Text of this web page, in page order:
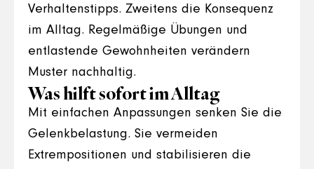
Verhaltenstipps. Zweitens die Konsequenz
im Alltag. Regelmäßige Übungen und
entlastende Gewohnheiten verändern
Muster nachhaltig.
Was hilft sofort im Alltag
Mit einfachen Anpassungen senken Sie die
Gelenkbelastung. Sie vermeiden
Extrempositionen und stabilisieren die